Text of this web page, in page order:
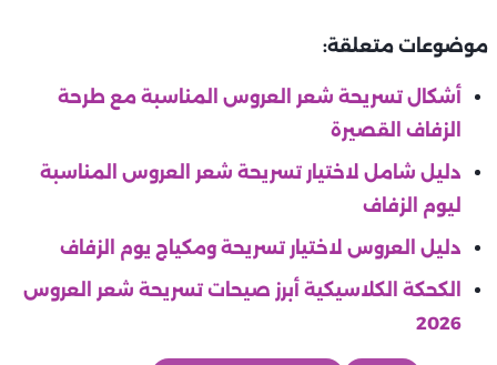
موضوعات متعلقة:
أشكال تسريحة شعر العروس المناسبة مع طرحة
الزفاف القصيرة
دليل شامل لاختيار تسريحة شعر العروس المناسبة
ليوم الزفاف
دليل العروس لاختيار تسريحة ومكياج يوم الزفاف
الكحكة الكلاسيكية أبرز صيحات تسريحة شعر العروس
2026